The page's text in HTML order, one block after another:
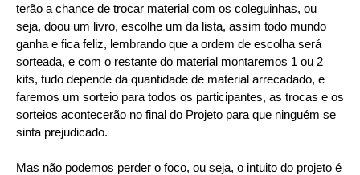
terão a chance de trocar material com os coleguinhas, ou
seja, doou um livro, escolhe um da lista, assim todo mundo
ganha e fica feliz, lembrando que a ordem de escolha será
sorteada, e com o restante do material montaremos 1 ou 2
kits, tudo depende da quantidade de material arrecadado, e
faremos um sorteio para todos os participantes, as trocas e os
sorteios acontecerão no final do Projeto para que ninguém se
sinta prejudicado.
Mas não podemos perder o foco, ou seja, o intuito do projeto é